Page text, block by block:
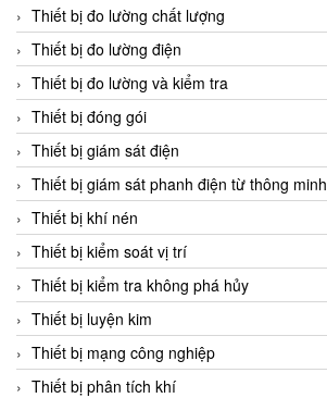
Chino
Chiyoda Seiki
Chiyoda-Tsusho
Chongqing Huaneng
Chromalox
ChuanYi
CIC
Clage
Clake Fololo
Clark Cooper
CMC Ventilazione
Coax Valves Inc
Thiết bị đo lường chất lượng
Thiết bị đo lường điện
Thiết bị đo lường và kiểm tra
Thiết bị đóng gói
Thiết bị giám sát điện
Thiết bị giám sát phanh điện từ thông minh
Thiết bị khí nén
Thiết bị kiểm soát vị trí
Thiết bị kiểm tra không phá hủy
Thiết bị luyện kim
Thiết bị mạng công nghiệp
Thiết bị phân tích khí